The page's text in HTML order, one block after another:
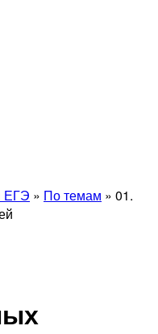
ЕГЭ » По темам » 01.